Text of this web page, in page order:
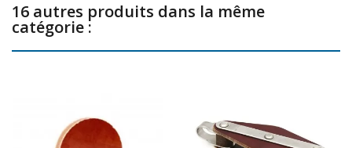
16 autres produits dans la même
catégorie :